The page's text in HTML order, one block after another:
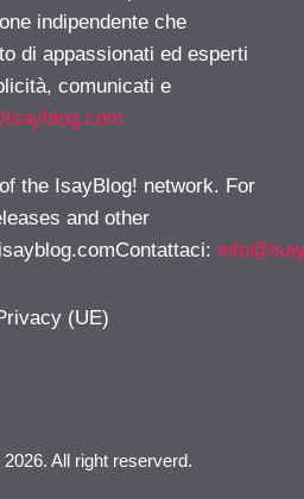
indipendente che
di appassionati ed esperti
comunicati e
the IsayBlog! network. For
and other
:
(UE)
All right reserverd.